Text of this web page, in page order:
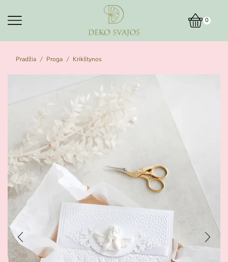
0
Pradžia / Proga / Krikštynos